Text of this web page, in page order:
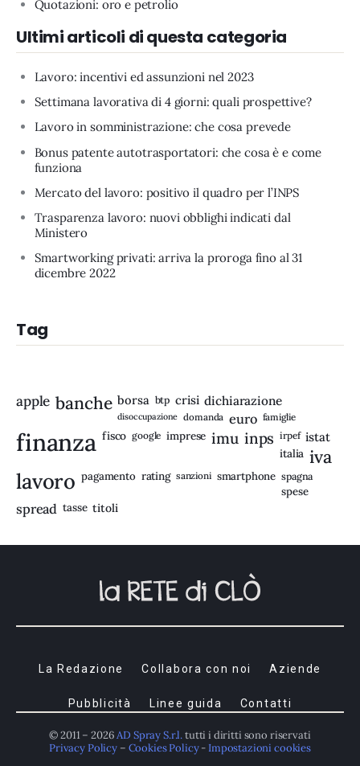
Quotazioni: oro e petrolio
Ultimi articoli di questa categoria
Lavoro: incentivi ed assunzioni nel 2023
Settimana lavorativa di 4 giorni: quali prospettive?
Lavoro in somministrazione: che cosa prevede
Bonus patente autotrasportatori: che cosa è e come
funziona
Mercato del lavoro: positivo il quadro per l’INPS
Trasparenza lavoro: nuovi obblighi indicati dal
Ministero
Smartworking privati: arriva la proroga fino al 31
dicembre 2022
Tag
apple banche borsa btp crisi dichiarazione
disoccupazione domanda euro famiglie
finanza fisco google imprese imu inps irpef istat
italia iva
lavoro pagamento rating sanzioni smartphone spagna
spese
spread tasse titoli
La Redazione Collabora con noi Aziende
Pubblicità Linee guida Contatti
© 2011 – 2026AD Spray S.r.l.tutti i diritti sono riservati
Privacy Policy– Cookies Policy-Impostazioni cookies